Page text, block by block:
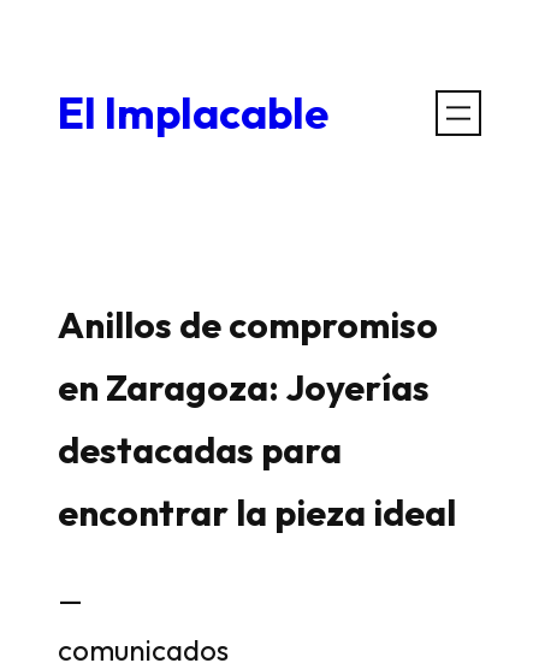
contenido
El Implacable
Anillos de compromiso
en Zaragoza: Joyerías
destacadas para
encontrar la pieza ideal
—
comunicados